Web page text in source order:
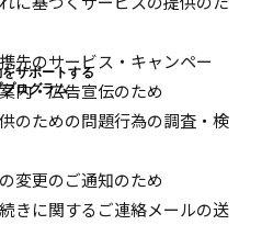
サポートする
ログラム
先のサービス・キャンペー
内・広告宣伝のため
のための問題行為の調査・検
変更のご通知のため
きに関するご連絡メールの送